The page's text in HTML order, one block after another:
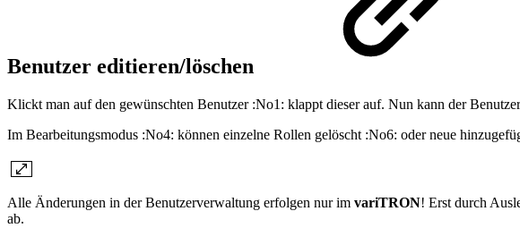
Benutzer editieren/löschen
Klickt man auf den gewünschten Benutzer :No1: klappt dieser auf. Nun kann der
Im Bearbeitungsmodus :No4: können einzelne Rollen gelöscht :No6: oder neue
Alle Änderungen in der Benutzerverwaltung erfolgen nur im variTRON! Erst durch
ab.